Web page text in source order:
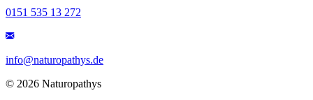
0151 535 13 272
info@naturopathys.de
© 2026 Naturopathys